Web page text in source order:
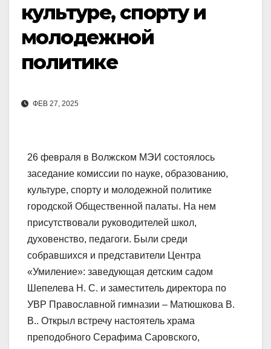
культуре, спорту и
молодежной
политике
ФЕВ 27, 2025
26 февраля в Волжском МЭИ состоялось
заседание комиссии по науке, образованию,
культуре, спорту и молодежной политике
городской Общественной палаты. На нем
присутствовали руководителей школ,
духовенство, педагоги. Были среди
собравшихся и представители Центра
«Умиление»: заведующая детским садом
Шепелева Н. С. и заместитель директора по
УВР Православной гимназии – Матюшкова В.
В.. Открыл встречу настоятель храма
преподобного Серафима Саровского,